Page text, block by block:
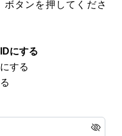
タンを押してくださ
にする
する